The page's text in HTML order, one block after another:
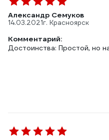
Александр Семуков
14.03.2021г. Красноярск
Комментарий:
Достоинства: Простой, но